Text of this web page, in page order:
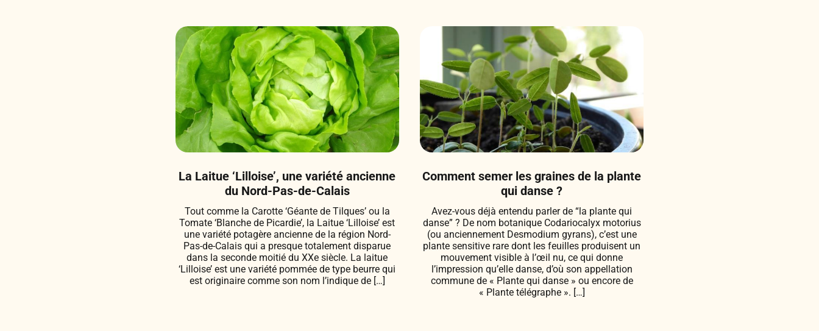
La Laitue ‘Lilloise’, une variété ancienne
du Nord-Pas-de-Calais
Tout comme la Carotte ‘Géante de Tilques’ ou la
Tomate ‘Blanche de Picardie’, la Laitue ‘Lilloise’ est
une variété potagère ancienne de la région Nord-
Pas-de-Calais qui a presque totalement disparue
dans la seconde moitié du XXe siècle. La laitue
‘Lilloise’ est une variété pommée de type beurre qui
est originaire comme son nom l’indique de […]
Comment semer les graines de la plante
qui danse ?
Avez-vous déjà entendu parler de “la plante qui
danse” ? De nom botanique Codariocalyx motorius
(ou anciennement Desmodium gyrans), c’est une
plante sensitive rare dont les feuilles produisent un
mouvement visible à l’œil nu, ce qui donne
l’impression qu’elle danse, d’où son appellation
commune de « Plante qui danse » ou encore de
« Plante télégraphe ». […]